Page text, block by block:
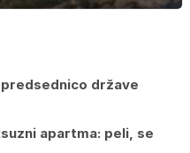
države
apartma: peli, se